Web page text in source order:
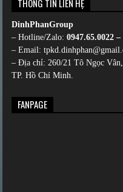
THÔNG TIN LIÊN HỆ
DinhPhanGroup
– Hotline/Zalo:0947.65.0022
– Email:
– Địa chỉ: 260/21 Tô Ngọc
TP. Hồ Chí Minh.
FANPAGE